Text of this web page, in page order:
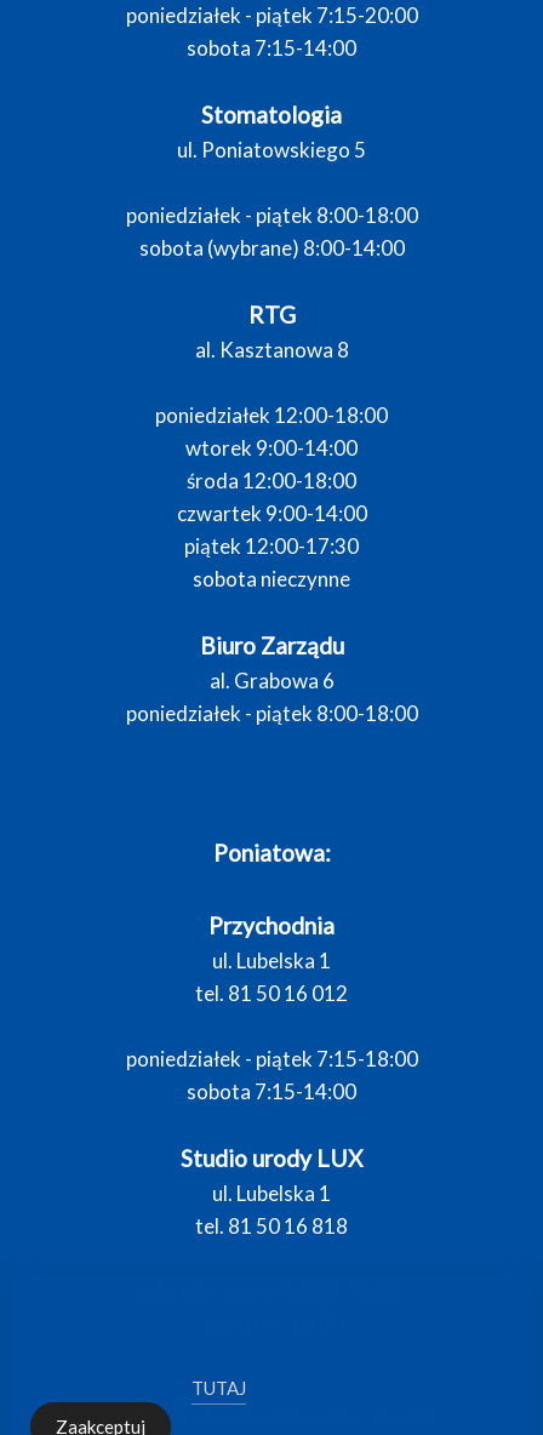
poniedziałek - piątek 7:15-20:00
sobota 7:15-14:00
Stomatologia
ul. Poniatowskiego 5
poniedziałek - piątek 8:00-18:00
sobota (wybrane) 8:00-14:00
RTG
al. Kasztanowa 8
poniedziałek 12:00-18:00
wtorek 9:00-14:00
środa 12:00-18:00
czwartek 9:00-14:00
piątek 12:00-17:30
sobota nieczynne
Biuro Zarządu
al. Grabowa 6
poniedziałek - piątek 8:00-18:00
Poniatowa:
Przychodnia
ul. Lubelska 1
tel. 81 50 16 012
poniedziałek - piątek 7:15-18:00
sobota 7:15-14:00
Studio urody LUX
ul. Lubelska 1
tel. 81 50 16 818
Mapa strony Polityka prywatności i cookies
TUTAJ
Zaakceptuj